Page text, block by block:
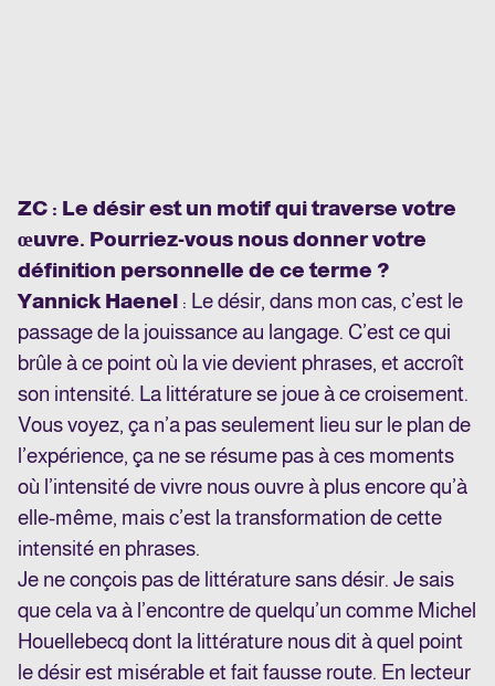
ZC : Le désir est un motif qui traverse votre
œuvre. Pourriez-vous nous donner votre
définition personnelle de ce terme ?
Yannick Haenel : Le désir, dans mon cas, c’est le
passage de la jouissance au langage. C’est ce qui
brûle à ce point où la vie devient phrases, et accroît
son intensité. La littérature se joue à ce croisement.
Vous voyez, ça n’a pas seulement lieu sur le plan de
l’expérience, ça ne se résume pas à ces moments
où l’intensité de vivre nous ouvre à plus encore qu’à
elle-même, mais c’est la transformation de cette
intensité en phrases.
Je ne conçois pas de littérature sans désir. Je sais
que cela va à l’encontre de quelqu’un comme Michel
Houellebecq dont la littérature nous dit à quel point
le désir est misérable et fait fausse route. En lecteur